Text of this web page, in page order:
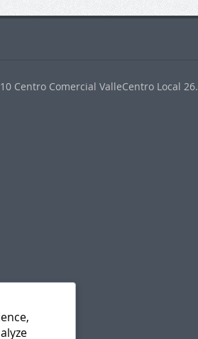
Centro Comercial ValleCentro Local 26.